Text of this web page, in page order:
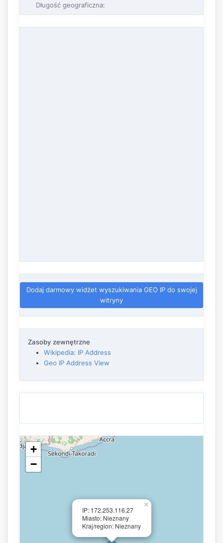
Długość geograficzna:
Dodaj darmowy widżet wyszukiwania GEO IP do swojej
witryny
Zasoby zewnętrzne
Wikipedia: IP Address
Geo IP Address View
IP: 172.253.116.27
Miasto: Nieznany
Kraj/region: Nieznany
×
+
−